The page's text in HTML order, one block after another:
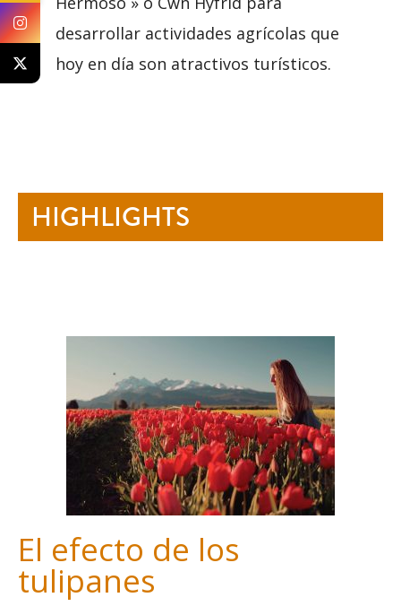
desarrollar actividades agrícolas que
hoy en día son atractivos turísticos.
HIGHLIGHTS
El efecto de los
tulipanes